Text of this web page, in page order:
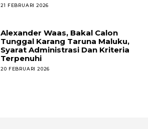
21 FEBRUARI 2026
Alexander Waas, Bakal Calon
Tunggal Karang Taruna Maluku,
Syarat Administrasi Dan Kriteria
Terpenuhi
20 FEBRUARI 2026